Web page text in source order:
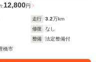
12,800円
走行 3.2万km
修復
なし
整備
法定整備付
橋市